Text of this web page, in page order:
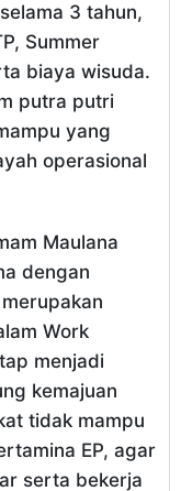
3 tahun,
Summer
biaya wisuda.
putra putri
yang
operasional
Maulana
dengan
Work
menjadi
kemajuan
tidak mampu
EP, agar
serta bekerja